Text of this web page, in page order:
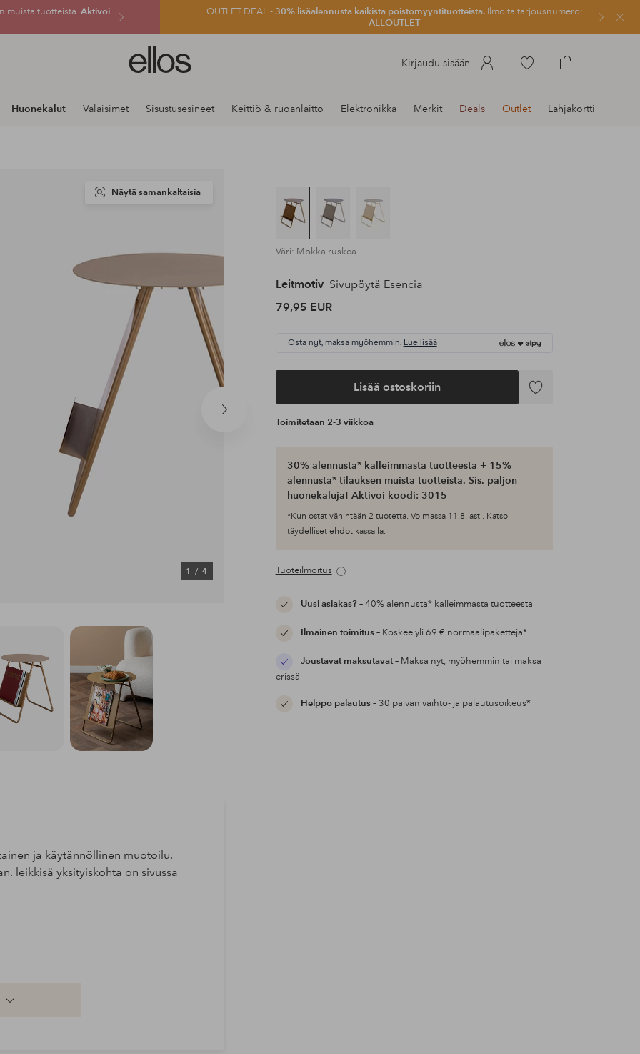
muista tuotteista. Aktivoi
OUTLET DEAL -30% lisäalennusta kaikista poistomyyntituotteista.Ilmoita tarjousnumero:
ALLOUTLET
Sulje
Ellos-
logo
siirry
Kirjaudu sisään
Siirry
Huonekalut Valaisimet Sisustusesineet Keittiö & ruoanlaitto Elektronikka Merkit Deals Outlet Lahjakortti
Seuraava
1/ 4
Näytä samankaltaisia
Väri: Mokka ruskea
Leitmotiv Sivupöytä Esencia
79,95 EUR
Osta nyt, maksa myöhemmin. Lue lisää
Lisää ostoskoriin
Lisää
Toimitetaan 2-3 viikkoa
30% alennusta* kalleimmasta tuotteesta + 15%
alennusta* tilauksen muista tuotteista. Sis. paljon
huonekaluja! Aktivoi koodi: 3015
*Kun ostat vähintään 2 tuotetta. Voimassa 11.8. asti. Katso
täydelliset ehdot kassalla.
Tuoteilmoitus
Uusi asiakas?– 40% alennusta* kalleimmasta tuotteesta
Ilmainen toimitus– Koskee yli 69 € normaalipaketteja*
Joustavat maksutavat– Maksa nyt, myöhemmin tai maksa
erissä
Helppo palautus– 30 päivän vaihto- ja palautusoikeus*
ja käytännöllinen muotoilu.
leikkisä yksityiskohta on sivussa